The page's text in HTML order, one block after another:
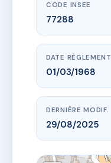
CODE INSEE
77288
DATE RÈGLEMENT
01/03/1968
DERNIÈRE MODIF.
29/08/2025